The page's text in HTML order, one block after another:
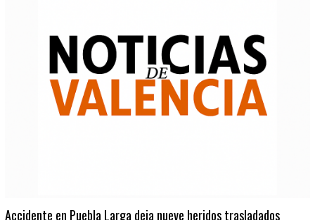
Accidente en Puebla Larga deja nueve heridos trasladados